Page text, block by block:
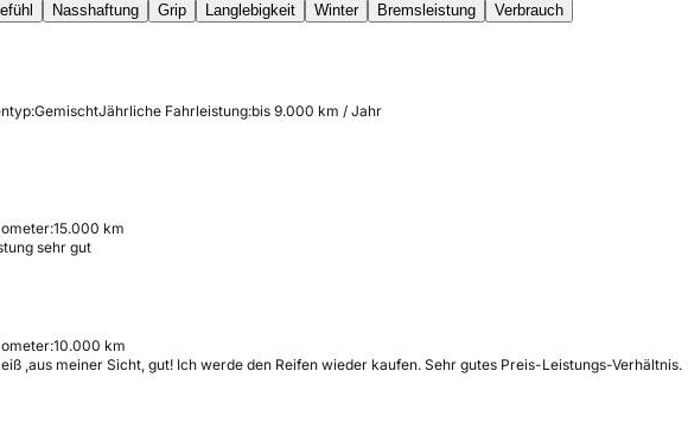
Nasshaftung Grip Langlebigkeit Winter Bremsleistung
Verbrauch
GemischtJährliche Fahrleistung:bis 9.000 km / Jahr
15.000 km
sehr gut
10.000 km
,aus meiner Sicht, gut! Ich werde den Reifen wieder kaufen. Sehr gutes Preis-Leistungs-Verhältnis.